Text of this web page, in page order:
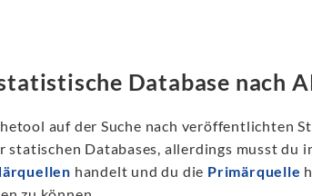
Database nach
auf der Suche nach veröffentlichten
Databases, allerdings musst du
handelt und du die Primärquelle